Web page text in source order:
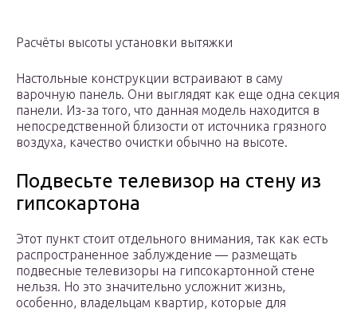
Расчёты высоты установки вытяжки
Настольные конструкции встраивают в саму
варочную панель. Они выглядят как еще одна секция
панели. Из-за того, что данная модель находится в
непосредственной близости от источника грязного
воздуха, качество очистки обычно на высоте.
Подвесьте телевизор на стену из
гипсокартона
Этот пункт стоит отдельного внимания, так как есть
распространенное заблуждение — размещать
подвесные телевизоры на гипсокартонной стене
нельзя. Но это значительно усложнит жизнь,
особенно, владельцам квартир, которые для